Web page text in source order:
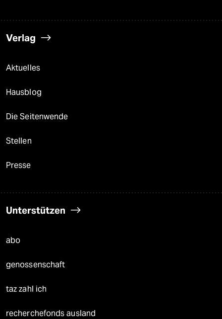
Verlag
Aktuelles
Hausblog
Die Seitenwende
Stellen
Presse
Unterstützen
abo
genossenschaft
taz zahl ich
recherchefonds ausland